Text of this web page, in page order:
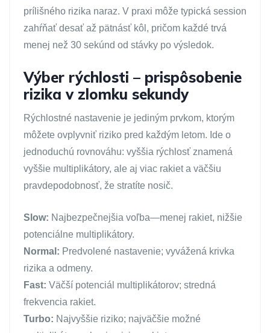
prílišného rizika naraz. V praxi môže typická session
zahŕňať desať až pätnásť kôl, pričom každé trvá
menej než 30 sekúnd od stávky po výsledok.
Výber rýchlosti – prispôsobenie
rizika v zlomku sekundy
Rýchlostné nastavenie je jediným prvkom, ktorým
môžete ovplyvniť riziko pred každým letom. Ide o
jednoduchú rovnováhu: vyššia rýchlosť znamená
vyššie multiplikátory, ale aj viac rakiet a väčšiu
pravdepodobnosť, že stratíte nosič.
Slow: Najbezpečnejšia voľba—menej rakiet, nižšie
potenciálne multiplikátory.
Normal: Predvolené nastavenie; vyvážená krivka
rizika a odmeny.
Fast: Väčší potenciál multiplikátorov; stredná
frekvencia rakiet.
Turbo: Najvyššie riziko; najväčšie možné